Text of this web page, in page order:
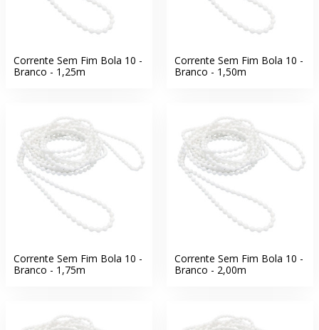
Corrente Sem Fim Bola 10 -
Branco - 1,25m
Corrente Sem Fim Bola 10 -
Branco - 1,50m
Corrente Sem Fim Bola 10 -
Branco - 1,75m
Corrente Sem Fim Bola 10 -
Branco - 2,00m